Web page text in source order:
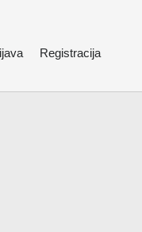
Registracija